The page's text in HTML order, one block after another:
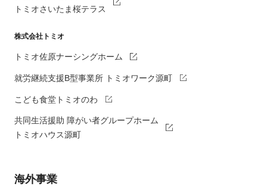
トミオさいたま桜テラス
株式会社トミオ
トミオ佐原ナーシングホーム
就労継続支援B型事業所 トミオワーク源町
こども食堂トミオのわ
共同生活援助 障がい者グループホーム
トミオハウス源町
海外事業